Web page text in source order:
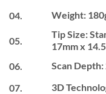
04.
Weight:
05.
Tip Size:
17mm x
06.
Scan Depth:
07.
3D